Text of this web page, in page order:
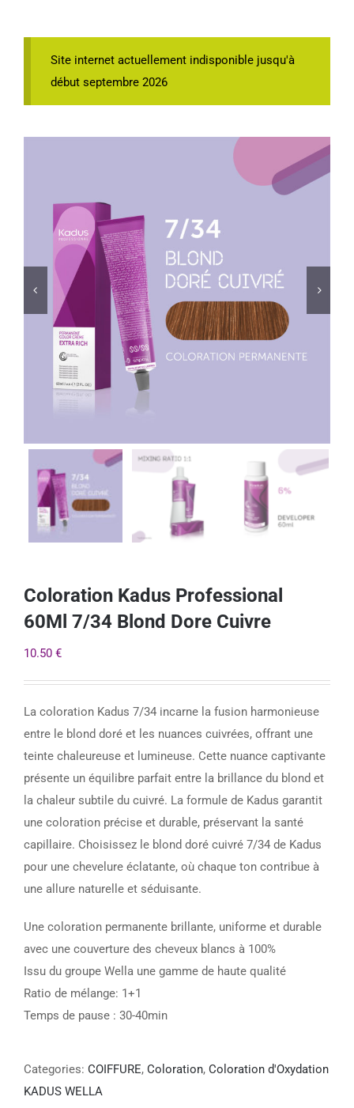
Site internet actuellement indisponible jusqu'à
début septembre 2026
 
Coloration Kadus Professional
60Ml 7/34 Blond Dore Cuivre
10.50 €
La coloration Kadus 7/34 incarne la fusion harmonieuse
entre le blond doré et les nuances cuivrées, offrant une
teinte chaleureuse et lumineuse. Cette nuance captivante
présente un équilibre parfait entre la brillance du blond et
la chaleur subtile du cuivré. La formule de Kadus garantit
une coloration précise et durable, préservant la santé
capillaire. Choisissez le blond doré cuivré 7/34 de Kadus
pour une chevelure éclatante, où chaque ton contribue à
une allure naturelle et séduisante.
Une coloration permanente brillante, uniforme et durable
avec une couverture des cheveux blancs à 100%
Issu du groupe Wella une gamme de haute qualité
Ratio de mélange: 1+1
Temps de pause : 30-40min
Categories: COIFFURE, Coloration, Coloration d'Oxydation
KADUS WELLA